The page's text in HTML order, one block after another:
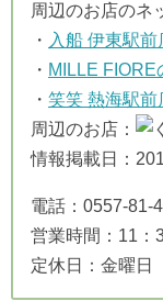
周辺のお店のネ
・ 入船 伊東駅
・ MILLE FIORE
・ 笑笑 熱海駅前
周辺のお店：
情報掲載日：
電話：0557-81-
営業時間：11：
定休日：金曜日